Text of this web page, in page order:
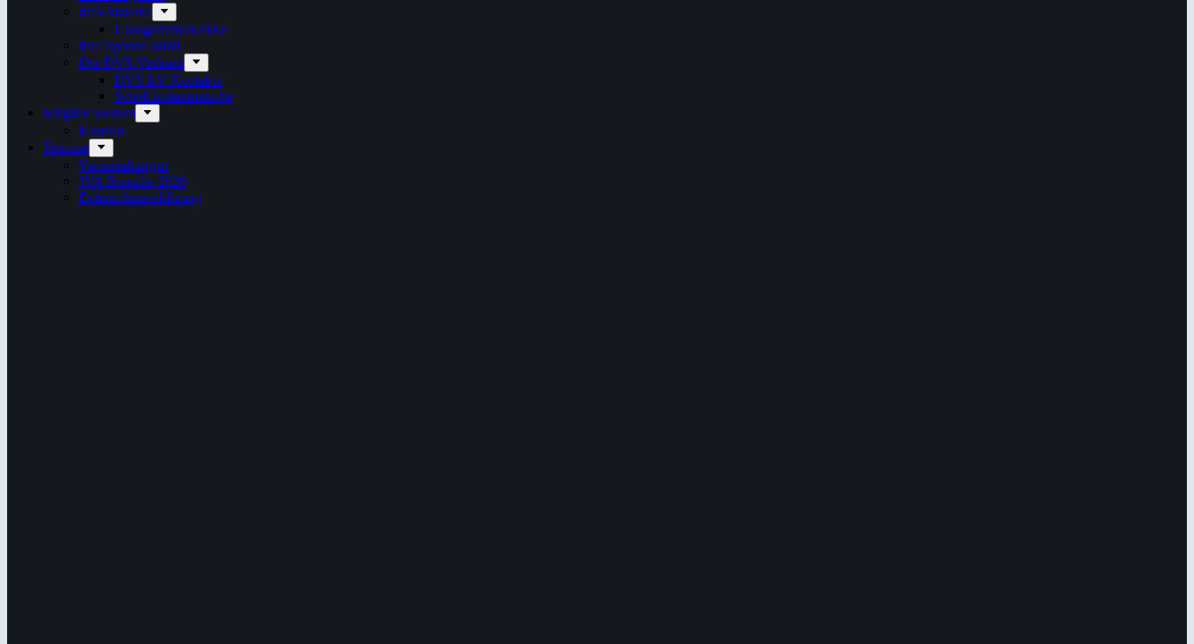
Info-Material
Landgerichtsbezirke
Ihre Spende zählt!
Der DVS-Verband
DVS-LV Kontakte
Schöffenstammtische
Mitglied werden
Kontakt
Termine
Veranstaltungen
JVA Besuche 2026
Datenschutz­erklärung